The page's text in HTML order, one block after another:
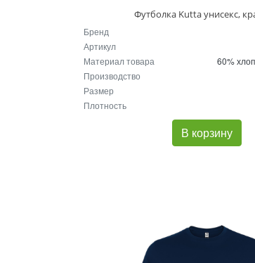
Футболка Kutta унисекс,
Бренд
Артикул
Материал товара
60%
Производство
Размер
Плотность
В корзину